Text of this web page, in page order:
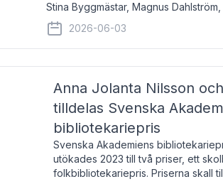
Stina Byggmästar, Magnus
Espen Stueland. Prisbeloppet är 200
mottagare
2026-06-03
Anna Jolanta Nilsson
tilldelas Svenska
bibliotekariepris
Svenska Akademiens
utökades 2023 till två priser, ett
folkbibliotekariepris. Priserna skall